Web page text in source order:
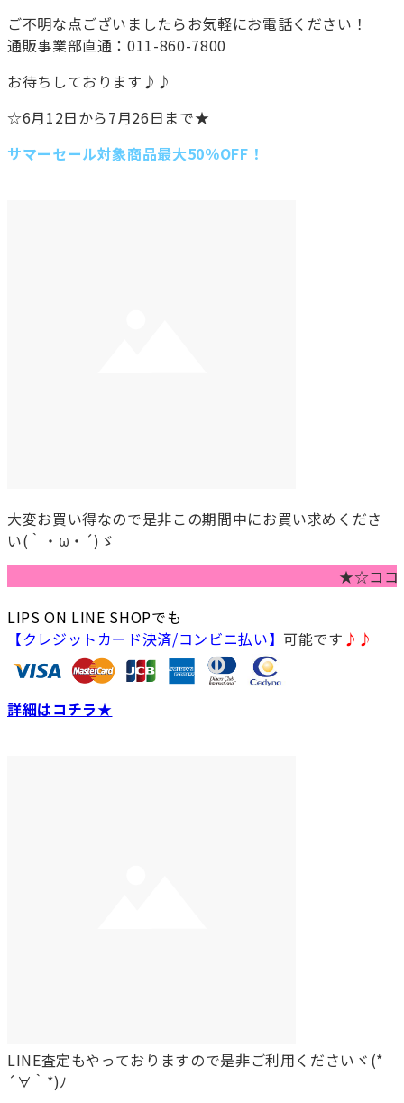
ご不明な点ございましたらお気軽にお電話ください！
通販事業部直通：011-860-7800
お待ちしております♪♪
☆6月12日から7月26日まで★
サマーセール対象商品最大50％OFF！
大変お買い得なので是非この期間中にお買い求めくださ
い(｀・ω・´)ゞ
★☆ココから
LIPS ON LINE SHOPでも
【クレジットカード決済/コンビニ払い】 可能です ♪♪
詳細はコチラ★
LINE査定もやっておりますので是非ご利用くださいヾ(*
´∀｀*)ﾉ